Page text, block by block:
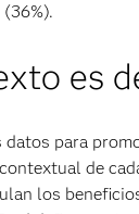
es
datos para
de
los